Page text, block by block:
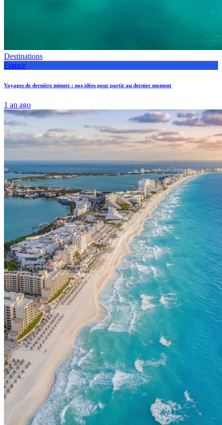
Destinations
France
Voyages de dernière minute : nos idées pour partir au dernier moment
1 an ago